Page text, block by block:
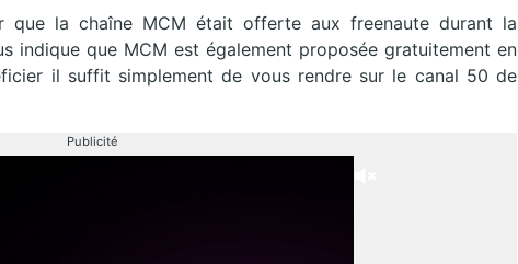
que la chaîne MCM était offerte aux freenaute durant la
indique que MCM est également proposée gratuitement en
il suffit simplement de vous rendre sur le canal 50 de
Publicité